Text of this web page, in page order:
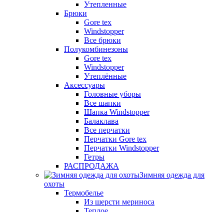
Утепленные
Брюки
Gore tex
Windstopper
Все брюки
Полукомбинезоны
Gore tex
Windstopper
Утеплённые
Аксессуары
Головные уборы
Все шапки
Шапка Windstopper
Балаклава
Все перчатки
Перчатки Gore tex
Перчатки Windstopper
Гетры
РАСПРОДАЖА
Зимняя одежда для
охоты
Термобелье
Из шерсти мериноса